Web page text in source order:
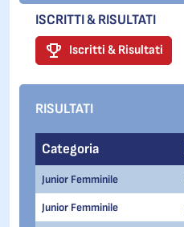
ISCRITTI & RISULTATI
Iscritti & Risultati
RISULTATI
Categoria
Junior Femminile
Junior Femminile